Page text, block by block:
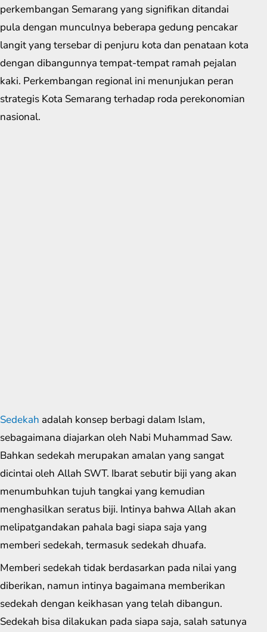
perkembangan Semarang yang signifikan ditandai
pula dengan munculnya beberapa gedung pencakar
langit yang tersebar di penjuru kota dan penataan kota
dengan dibangunnya tempat-tempat ramah pejalan
kaki. Perkembangan regional ini menunjukan peran
strategis Kota Semarang terhadap roda perekonomian
nasional.
Sedekah adalah konsep berbagi dalam Islam,
sebagaimana diajarkan oleh Nabi Muhammad Saw.
Bahkan sedekah merupakan amalan yang sangat
dicintai oleh Allah SWT. Ibarat sebutir biji yang akan
menumbuhkan tujuh tangkai yang kemudian
menghasilkan seratus biji. Intinya bahwa Allah akan
melipatgandakan pahala bagi siapa saja yang
memberi sedekah, termasuk sedekah dhuafa.
Memberi sedekah tidak berdasarkan pada nilai yang
diberikan, namun intinya bagaimana memberikan
sedekah dengan keikhasan yang telah dibangun.
Sedekah bisa dilakukan pada siapa saja, salah satunya